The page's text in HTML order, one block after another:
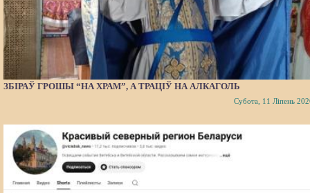
ЗБІРАЎ ГРОШЫ “НА ХРАМ”, А ТРАЦІЎ НА АЛКАГОЛЬ
Субота, 11 Ліпень